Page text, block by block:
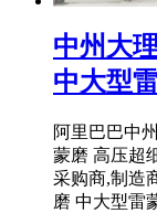
中州大
中大型
阿里巴巴中
蒙磨 高压超
采购商,制造
磨 中大型雷